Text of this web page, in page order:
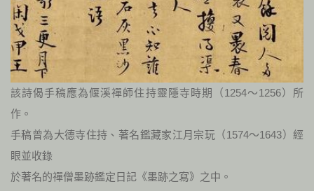
該詩偈手稿應為偃溪禪師住持靈隱寺時期（1254～1256）所
作。
手稿曾為大德寺住持、著名鑑藏家江月宗玩（1574～1643）經
眼並收錄
於著名的禪僧墨跡鑑定日記《墨跡之寫》之中。